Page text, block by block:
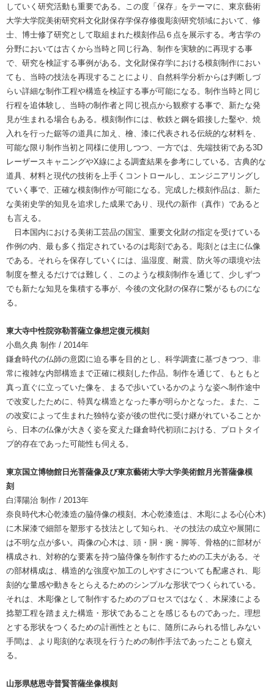
していく研究活動も重要である。この度「保存」をテーマに、東京藝術
大学大学院美術研究科文化財保存学保存修復彫刻研究領域において、修
士、博士修了研究として取組まれた模刻作品６点を展示する。考古学の
分野においては古くから当時と同じ行為、制作を実験的に再現する事
で、研究を検証する事例がある。文化財保存学における模刻制作におい
ても、当時の技法を再現することにより、自然科学分析からは判断しづ
らい詳細な制作工程や構造を検証する事が可能になる。制作当時と同じ
行程を追体験し、当時の制作者と同じ視点から観察する事で、新たな発
見が生まれる場合もある。模刻制作には、軟鉄と鋼を鍛接した鑿や、焼
入れを行った鋸等の道具に加え、檜、漆に代表される伝統的な材料を、
可能な限り制作当初と同様に使用しつつ、一方では、先端技術である3D
レーザースキャニングやX線による調査結果を参考にしている。古典的な
道具、材料と現代の技術を上手くコントロールし、エンジニアリングし
ていく事で、正確な模刻制作が可能になる。完成した模刻作品は、新た
な美術史学的知見を追求した成果であり、現代の新作（真作）であると
も言える。
日本国内における美術工芸品の国宝、重要文化財の指定を受けている
作例の内、最も多く指定されているのは彫刻である。彫刻とは主に仏像
である。それらを保存していくには、温湿度、耐震、防火等の環境や法
制度を整えるだけでは難しく、このような模刻制作を通じて、少しずつ
でも新たな知見を集積する事が、今後の文化財の保存に繋がるものにな
る。
東大寺中性院弥勒菩薩立像想定復元模刻
小島久典 制作 / 2014年
鎌倉時代の仏師の意図に迫る事を目的とし、科学調査に基づきつつ、非
常に複雑な内部構造まで正確に模刻した作品。制作を通じて、もともと
真っ直ぐに立っていた像を、まるで歩いているかのような姿へ制作途中
で改変したために、特異な構造となった事が明らかとなった。また、こ
の改変によって生まれた独特な姿が後の世代に受け継がれていることか
ら、日本の仏像が大きく姿を変えた鎌倉時代初頭における、プロトタイ
プ的存在であった可能性も伺える。
東京国立博物館日光菩薩像及び東京藝術大学大学美術館月光菩薩像模
刻
白澤陽治 制作 / 2013年
奈良時代木心乾漆造の脇侍像の模刻。木心乾漆造は、木彫による心(心木)
に木屎漆で細部を塑形する技法として知られ、その技法の成立や展開に
は不明な点が多い。両像の心木は、頭・胴・腕・脚等、骨格的に部材が
構成され、対称的な要素を持つ脇侍像を制作するための工夫がある。そ
の部材構成は、構造的な強度や加工のしやすさについても配慮され、彫
刻的な量感や動きをとらえるためのシンプルな形状でつくられている。
それは、木彫像として制作するためのプロセスではなく、木屎漆による
捻塑工程を踏まえた構造・形状であることを感じるものであった。理想
とする形状をつくるための計画性とともに、随所にみられる惜しみない
手間は、より彫刻的な表現を行うための制作手法であったことも窺え
る。
山形県慈恩寺普賢菩薩坐像模刻